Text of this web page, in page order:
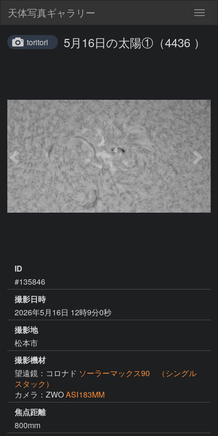
天体写真ギャラリー
toritori 5月16日の太陽①（4436 ）
ID
#135846
撮影日時
2026年5月16日 12時9分0秒
撮影地
松本市
撮影機材
望遠鏡：コロナド ソーラーマックス90 （シングル
スタック）
カメラ：ZWOASⅠ183MM
焦点距離
800mm